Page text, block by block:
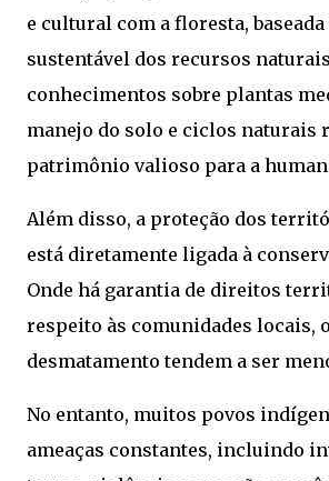
e cultural com a floresta, baseada
sustentável dos recursos
conhecimentos sobre plantas
manejo do solo e ciclos naturais
patrimônio valioso para a
Além disso, a proteção dos
está diretamente ligada à
Onde há garantia de direitos
respeito às comunidades locais,
desmatamento tendem a ser
No entanto, muitos povos
ameaças constantes, incluindo